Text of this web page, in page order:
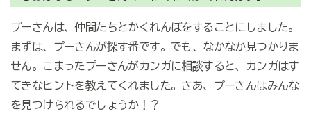
プーさんは、仲間たちとかくれんぼをすることにしました。
まずは、プーさんが探す番です。でも、なかなか見つかりま
せん。こまったプーさんがカンガに相談すると、カンガはす
てきなヒントを教えてくれました。さあ、プーさんはみんな
を見つけられるでしょうか！？